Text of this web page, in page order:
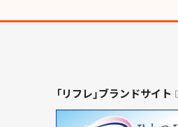
「リフレ」ブランドサイト